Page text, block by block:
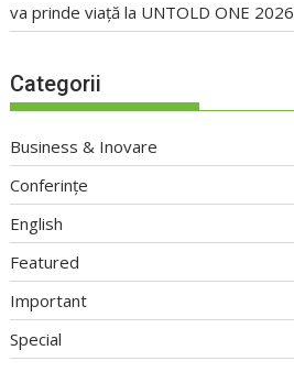
va prinde viață la UNTOLD ONE 2026
Categorii
Business & Inovare
Conferințe
English
Featured
Important
Special